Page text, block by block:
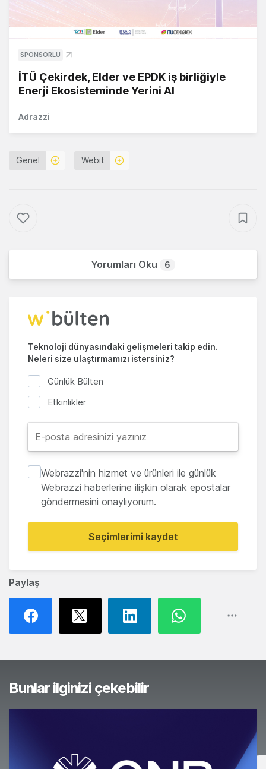
Paylaş
SPONSORLU
İTÜ Çekirdek, Elder ve EPDK iş birliğiyle
Enerji Ekosisteminde Yerini Al
Adrazzi
Genel Webit
Yorumları Oku 6
Teknoloji dünyasındaki gelişmeleri takip edin.
Neleri size ulaştırmamızı istersiniz?
Günlük Bülten
Etkinlikler
Webrazzi'nin hizmet ve ürünleri ile günlük
Webrazzi haberlerine ilişkin olarak epostalar
göndermesini onaylıyorum.
Seçimlerimi kaydet
Bunlar ilginizi çekebilir